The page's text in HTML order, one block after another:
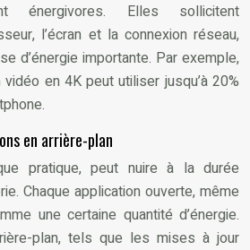
énergivores. Elles sollicitent
l’écran et la connexion réseau,
d’énergie importante. Par exemple,
en 4K peut utiliser jusqu’à 20%
en arrière-plan
pratique, peut nuire à la durée
Chaque application ouverte, même
une certaine quantité d’énergie.
plan, tels que les mises à jour